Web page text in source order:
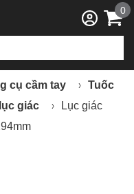
0
cụ cầm tay
Tuốc
giác
Lục giác